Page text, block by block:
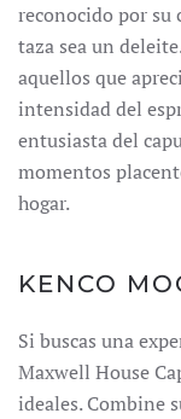
reconocido por su
taza sea un
aquellos que
intensidad del
entusiasta del
momentos
hogar.
KENCO
Si buscas una
Maxwell House
ideales.Combine